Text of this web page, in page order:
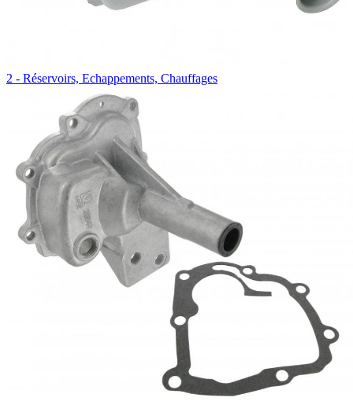
2 - Réservoirs, Echappements, Chauffages